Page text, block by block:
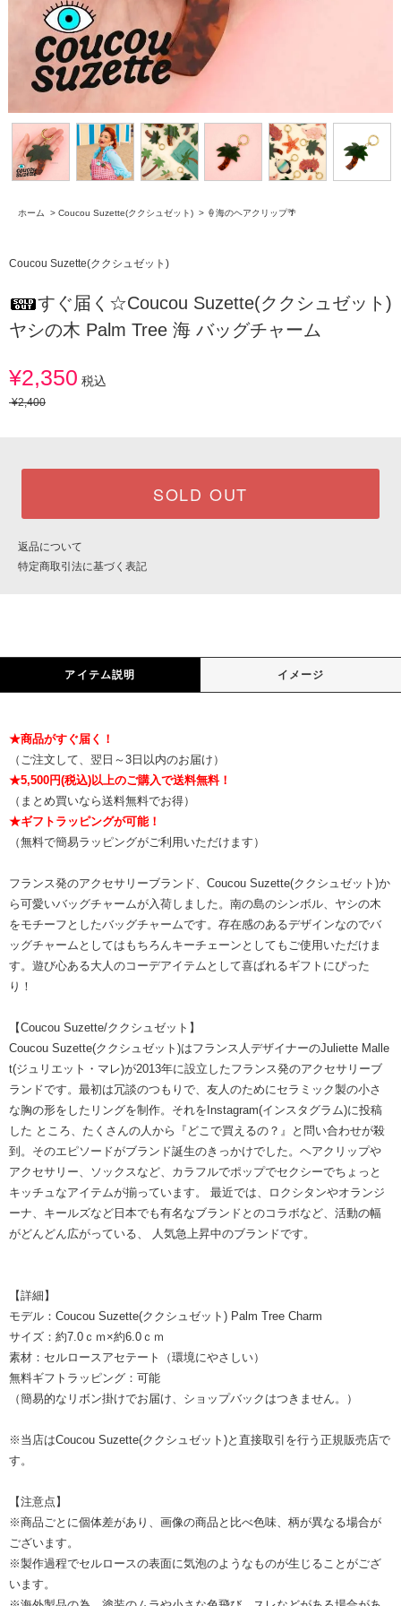
ホーム > Coucou Suzette(ククシュゼット) > 🍦海のヘアクリップ🌴
Coucou Suzette(ククシュゼット)
すぐ届く☆Coucou Suzette(ククシュゼット)
ヤシの木 Palm Tree 海 バッグチャーム
¥2,350 税込
¥2,400
SOLD OUT
返品について
特定商取引法に基づく表記
アイテム説明 イメージ
★商品がすぐ届く！
（ご注文して、翌日～3日以内のお届け）
★5,500円(税込)以上のご購入で送料無料！
（まとめ買いなら送料無料でお得）
★ギフトラッピングが可能！
（無料で簡易ラッピングがご利用いただけます）
フランス発のアクセサリーブランド、Coucou Suzette(ククシュゼット)か
ら可愛いバッグチャームが入荷しました。南の島のシンボル、ヤシの木
をモチーフとしたバッグチャームです。存在感のあるデザインなのでバ
ッグチャームとしてはもちろんキーチェーンとしてもご使用いただけま
す。遊び心ある大人のコーデアイテムとして喜ばれるギフトにぴった
り！
【Coucou Suzette/ククシュゼット】
Coucou Suzette(ククシュゼット)はフランス人デザイナーのJuliette Malle
t(ジュリエット・マレ)が2013年に設立したフランス発のアクセサリーブ
ランドです。最初は冗談のつもりで、友人のためにセラミック製の小さ
な胸の形をしたリングを制作。それをInstagram(インスタグラム)に投稿
した ところ、たくさんの人から『どこで買えるの？』と問い合わせが殺
到。そのエピソードがブランド誕生のきっかけでした。ヘアクリップや
アクセサリー、ソックスなど、カラフルでポップでセクシーでちょっと
キッチュなアイテムが揃っています。 最近では、ロクシタンやオランジ
ーナ、キールズなど日本でも有名なブランドとのコラボなど、活動の幅
がどんどん広がっている、 人気急上昇中のブランドです。
【詳細】
モデル：Coucou Suzette(ククシュゼット) Palm Tree Charm
サイズ：約7.0ｃｍ×約6.0ｃｍ
素材：セルロースアセテート（環境にやさしい）
無料ギフトラッピング：可能
（簡易的なリボン掛けでお届け、ショップバックはつきません。）
※当店はCoucou Suzette(ククシュゼット)と直接取引を行う正規販売店で
す。
【注意点】
※商品ごとに個体差があり、画像の商品と比べ色味、柄が異なる場合が
ございます。
※製作過程でセルロースの表面に気泡のようなものが生じることがござ
います。